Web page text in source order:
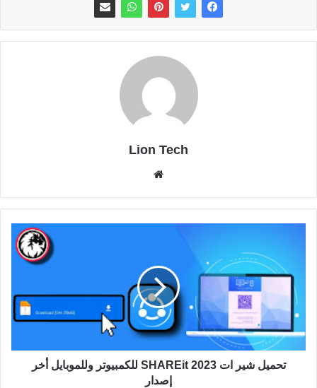
Lion Tech
تحميل شير ات 2023 SHAREit للكمبيوتر وللموبايل أخر
إصدار